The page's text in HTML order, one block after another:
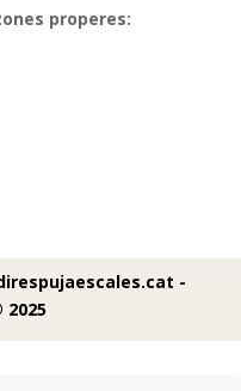
properes:
-